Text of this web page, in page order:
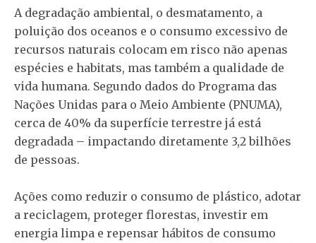
A degradação ambiental, o desmatamento, a
poluição dos oceanos e o consumo excessivo de
recursos naturais colocam em risco não apenas
espécies e habitats, mas também a qualidade de
vida humana. Segundo dados do Programa das
Nações Unidas para o Meio Ambiente (PNUMA),
cerca de 40% da superfície terrestre já está
degradada – impactando diretamente 3,2 bilhões
de pessoas.
Ações como reduzir o consumo de plástico, adotar
a reciclagem, proteger florestas, investir em
energia limpa e repensar hábitos de consumo